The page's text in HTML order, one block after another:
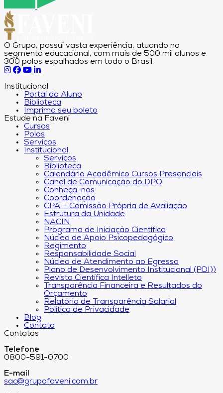
O Grupo, possui vasta experiência, atuando no
segmento educacional, com mais de 500 mil alunos e
300 polos espalhados em todo o Brasil.
Institucional
Portal do Aluno
Biblioteca
Imprima seu boleto
Estude na Faveni
Cursos
Polos
Serviços
Institucional
Serviços
Biblioteca
Calendário Acadêmico Cursos Presenciais
Canal de Comunicação do DPO
Conheça-nos
Coordenação
CPA – Comissão Própria de Avaliação
Estrutura da Unidade
NACIN
Programa de Iniciação Científica
Núcleo de Apoio Psicopedagógico
Regimento
Responsabilidade Social
Núcleo de Atendimento ao Egresso
Plano de Desenvolvimento Institucional (PDI))
Revista Científica Intelleto
Transparência Financeira e Resultados do
Orçamento
Relatório de Transparência Salarial
Política de Privacidade
Blog
Contato
Contatos
Telefone
0800-591-0700
E-mail
sac@grupofaveni.com.br